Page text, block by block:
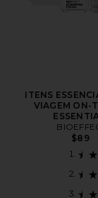
ITENS
VIAGEM ON-
$89